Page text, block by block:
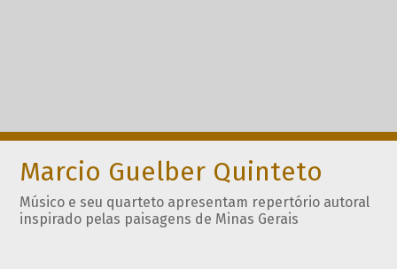
Marcio Guelber Quinteto
Músico e seu quarteto apresentam repertório autoral
inspirado pelas paisagens de Minas Gerais